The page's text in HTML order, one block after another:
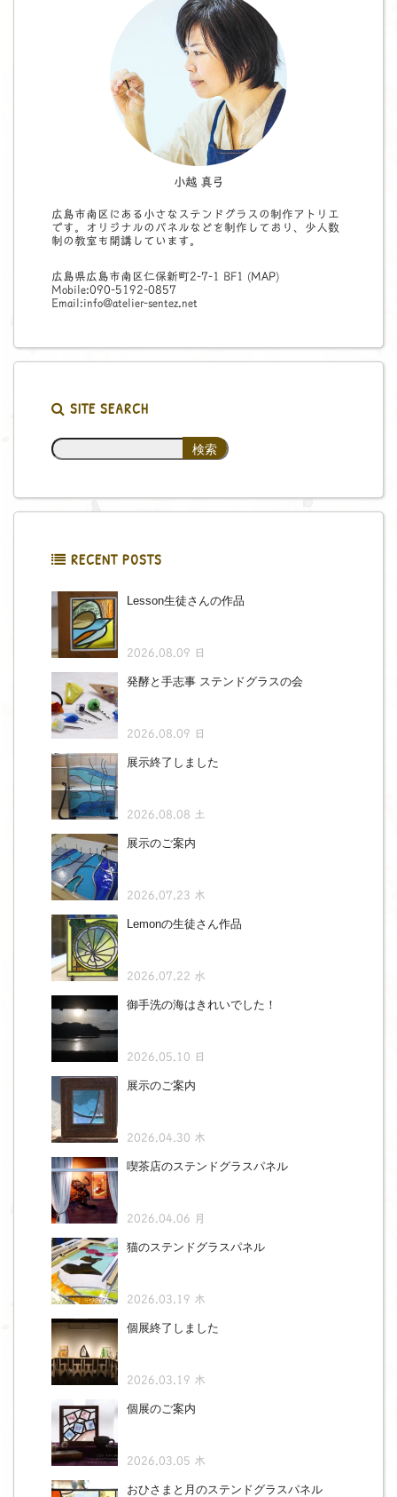
小越 真弓
広島市南区にある小さなステンドグラスの制作アトリエ
です。オリジナルのパネルなどを制作しており、少人数
制の教室も開講しています。
広島県広島市南区仁保新町2-7-1 BF1 (MAP)
Mobile:090-5192-0857
Email:info@atelier-sentez.net
SITE SEARCH
RECENT POSTS
Lesson生徒さんの作品
2026.08.09 日
発酵と手志事 ステンドグラスの会
2026.08.09 日
展示終了しました
2026.08.08 土
展示のご案内
2026.07.23 木
Lemonの生徒さん作品
2026.07.22 水
御手洗の海はきれいでした！
2026.05.10 日
展示のご案内
2026.04.30 木
喫茶店のステンドグラスパネル
2026.04.06 月
猫のステンドグラスパネル
2026.03.19 木
個展終了しました
2026.03.19 木
個展のご案内
2026.03.05 木
おひさまと月のステンドグラスパネル